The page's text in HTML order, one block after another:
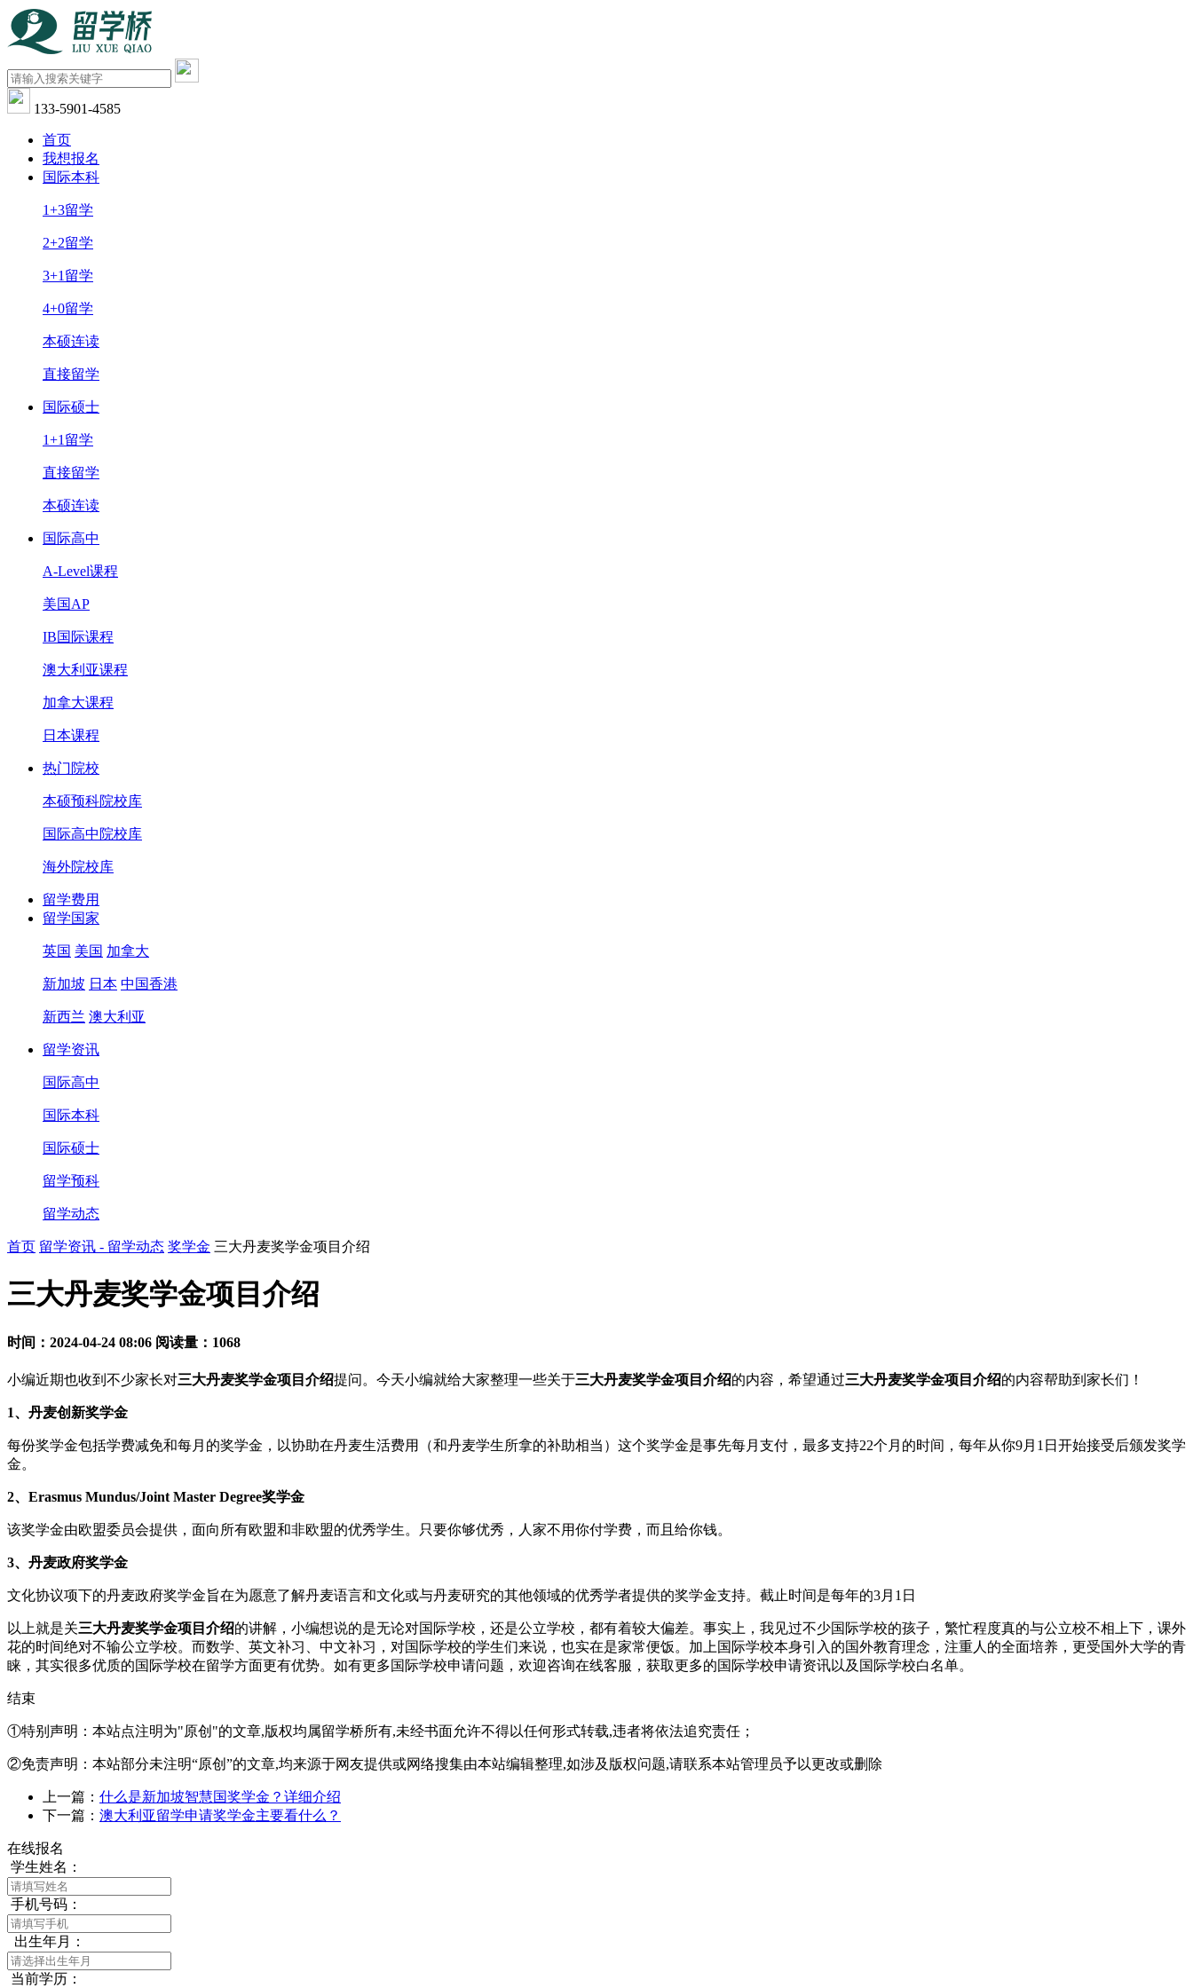
133-5901-4585
首页
我想报名
国际本科
1+3留学
2+2留学
3+1留学
4+0留学
本硕连读
直接留学
国际硕士
1+1留学
直接留学
本硕连读
国际高中
A-Level课程
美国AP
IB国际课程
澳大利亚课程
加拿大课程
日本课程
热门院校
本硕预科院校库
国际高中院校库
海外院校库
留学费用
留学国家
英国 美国 加拿大
新加坡 日本 中国香港
新西兰 澳大利亚
留学资讯
国际高中
国际本科
国际硕士
留学预科
留学动态
首页 留学资讯 - 留学动态 奖学金 三大丹麦奖学金项目介绍
三大丹麦奖学金项目介绍
时间：2024-04-24 08:06 阅读量：1068
小编近期也收到不少家长对三大丹麦奖学金项目介绍提问。今天小编就给大家整理一些关于三大丹麦奖学金项目介绍的内容，希望通过三大丹麦奖学金项目介绍的内容帮助到家长们！
1、丹麦创新奖学金
每份奖学金包括学费减免和每月的奖学金，以协助在丹麦生活费用（和丹麦学生所拿的补助相当）这个奖学金是事先每月支付，最多支持22个月的时间，每年从你9月1日开始接受后颁发奖学
金。
2、Erasmus Mundus/Joint Master Degree奖学金
该奖学金由欧盟委员会提供，面向所有欧盟和非欧盟的优秀学生。只要你够优秀，人家不用你付学费，而且给你钱。
3、丹麦政府奖学金
文化协议项下的丹麦政府奖学金旨在为愿意了解丹麦语言和文化或与丹麦研究的其他领域的优秀学者提供的奖学金支持。截止时间是每年的3月1日
以上就是关三大丹麦奖学金项目介绍的讲解，小编想说的是无论对国际学校，还是公立学校，都有着较大偏差。事实上，我见过不少国际学校的孩子，繁忙程度真的与公立校不相上下，课外
花的时间绝对不输公立学校。而数学、英文补习、中文补习，对国际学校的学生们来说，也实在是家常便饭。加上国际学校本身引入的国外教育理念，注重人的全面培养，更受国外大学的青
睐，其实很多优质的国际学校在留学方面更有优势。如有更多国际学校申请问题，欢迎咨询在线客服 ，获取更多的国际学校申请资讯以及国际学校白名单。
结束
①特别声明：本站点注明为"原创"的文章,版权均属留学桥所有,未经书面允许不得以任何形式转载,违者将依法追究责任；
②免责声明：本站部分未注明“原创”的文章,均来源于网友提供或网络搜集由本站编辑整理,如涉及版权问题,请联系本站管理员予以更改或删除
上一篇： 什么是新加坡智慧国奖学金？详细介绍
下一篇： 澳大利亚留学申请奖学金主要看什么？
在线报名
学生姓名：
手机号码：
出生年月：
当前学历：